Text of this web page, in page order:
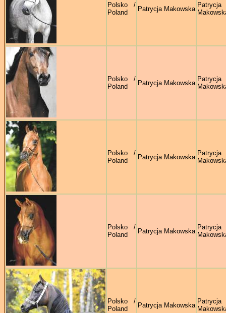
Polsko /
Poland
Patrycja Makowska
Patrycja
Polsko /
Poland
Patrycja Makowska
Patrycja
Polsko /
Poland
Patrycja Makowska
Patrycja
Polsko /
Poland
Patrycja Makowska
Patrycja
Polsko /
Poland
Patrycja Makowska
Patrycja